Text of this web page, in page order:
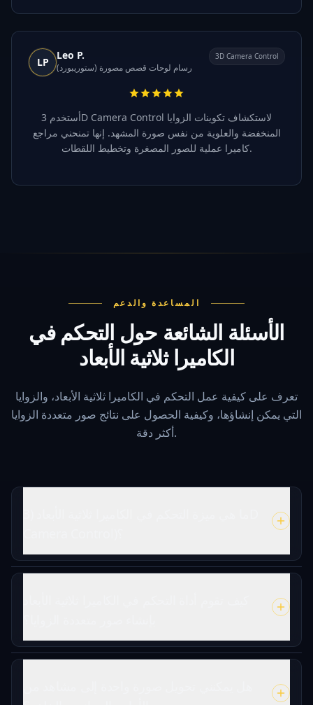
LP
Leo P.
رسام لوحات قصص مصورة (ستوريبورد)
3D Camera Control
أستخدم 3D Camera Control لاستكشاف تكوينات الزوايا
المنخفضة والعلوية من نفس صورة المشهد. إنها تمنحني مراجع
كاميرا عملية للصور المصغرة وتخطيط اللقطات.
المساعدة والدعم
الأسئلة الشائعة حول التحكم في
الكاميرا ثلاثية الأبعاد
تعرف على كيفية عمل التحكم في الكاميرا ثلاثية الأبعاد، والزوايا
التي يمكن إنشاؤها، وكيفية الحصول على نتائج صور متعددة الزوايا
أكثر دقة.